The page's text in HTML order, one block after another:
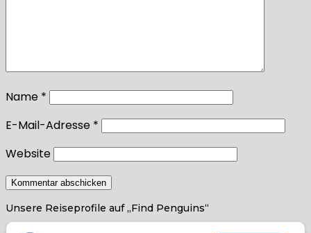
Name *
E-Mail-Adresse *
Website
Unsere Reiseprofile auf „Find Penguins“